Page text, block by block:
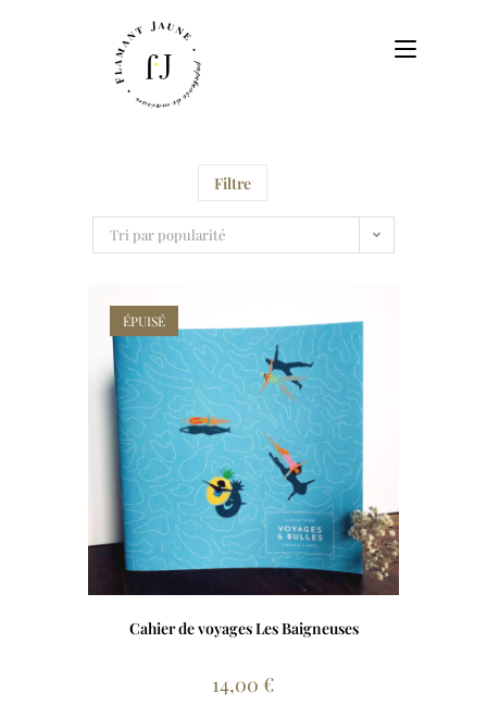
Filtre
Tri par popularité
ÉPUISÉ
Cahier de voyages Les Baigneuses
14,00 €